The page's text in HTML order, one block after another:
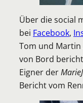
Über die social
bei Facebook,
Tom und Martin
von Bord
Eigner der
Bericht vom